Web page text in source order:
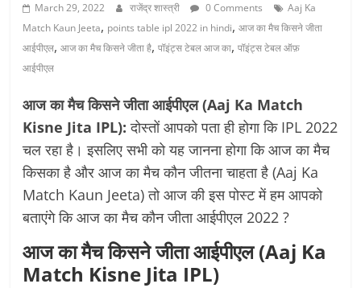
March 29, 2022 राजेंद्र शास्त्री 0 Comments
Aaj Ka
Match Kaun Jeeta, points table ipl 2022 in hindi,आज का मैच किसने जीता
आईपीएल,आज का मैच किसने जीता है,पॉइंट्स टेबल आज का,पॉइंट्स टेबल ऑफ़
आईपीएल
आज का मैच किसने जीता आईपीएल (Aaj Ka Match
Kisne Jita IPL): दोस्तों आपको पता ही होगा कि IPL 2022
चल रहा है। इसलिए सभी को यह जानना होगा कि आज का मैच
किसका है और आज का मैच कौन जीतना चाहता है (Aaj Ka
Match Kaun Jeeta) तो आज की इस पोस्ट में हम आपको
बताएंगे कि आज का मैच कौन जीता आईपीएल 2022 ?
आज का मैच किसने जीता आईपीएल (Aaj Ka
Match Kisne Jita IPL)